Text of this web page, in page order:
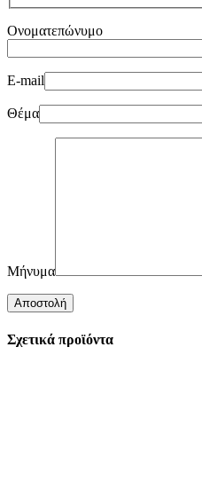
Ονοματεπώνυμο
E-mail
Θέμα
Μήνυμα
Σχετικά προϊόντα